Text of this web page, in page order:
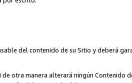
del contenido de su Sitio y deberá
de otra manera alterará ningún